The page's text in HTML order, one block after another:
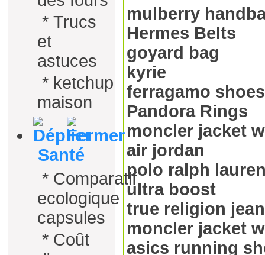
* Trucs
et
astuces
* ketchup
maison
Santé
* Comparatif
ecologique
capsules
* Coût
mulberry
Hermes Belts
goyard bag
kyrie
ferragamo shoes
Pandora Rings
moncler jacket
air jordan
polo ralph
ultra boost
true religion
moncler jacket
asics running